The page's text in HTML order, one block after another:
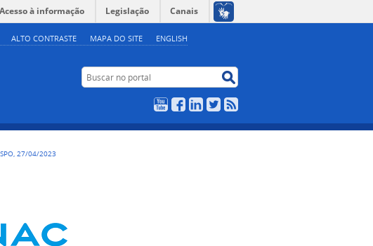
ALTO CONTRASTE MAPA DO SITE ENGLISH
Acesso à informação Legislação Canais
Buscar no portal
YouTubeFacebookLinkedIn
Twitter
27/04/2023